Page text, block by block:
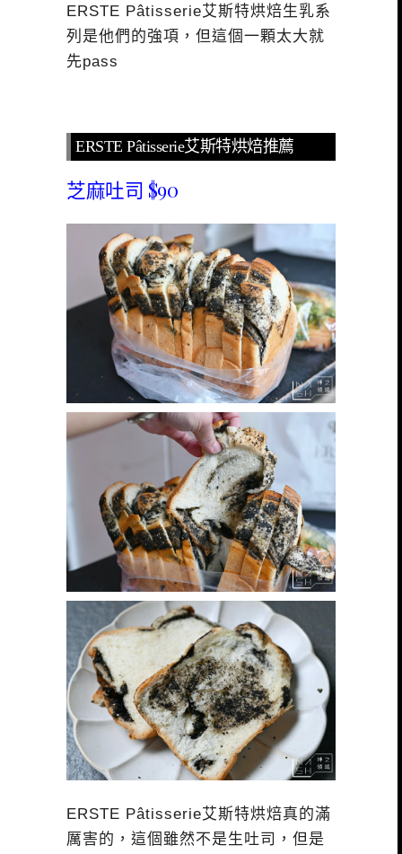
ERSTE Pâtisserie艾斯特烘焙生乳系
列是他們的強項，但這個一顆太大就
先pass
ERSTE Pâtisserie艾斯特烘焙推薦
芝麻吐司 $90
ERSTE Pâtisserie艾斯特烘焙真的滿
厲害的，這個雖然不是生吐司，但是